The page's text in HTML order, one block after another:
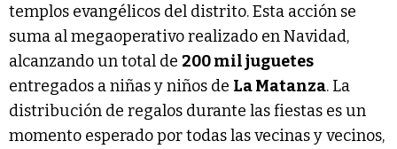
templos evangélicos del distrito. Esta acción se
suma al megaoperativo realizado en Navidad,
alcanzando un total de 200 mil juguetes
entregados a niñas y niños de La Matanza. La
distribución de regalos durante las fiestas es un
momento esperado por todas las vecinas y vecinos,